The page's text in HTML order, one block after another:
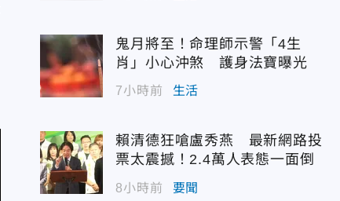
鬼月將至！命理師示警「4生
肖」小心沖煞 護身法寶曝光
7小時前 生活
賴清德狂嗆盧秀燕 最新網路投
票太震撼！2.4萬人表態一面倒
8小時前 要聞